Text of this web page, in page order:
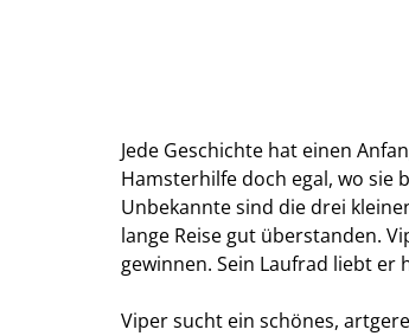
Jede Geschichte hat einen
Hamsterhilfe doch egal, wo sie
Unbekannte sind die drei
lange Reise gut überstanden.
gewinnen. Sein Laufrad liebt er
Viper sucht ein schönes,